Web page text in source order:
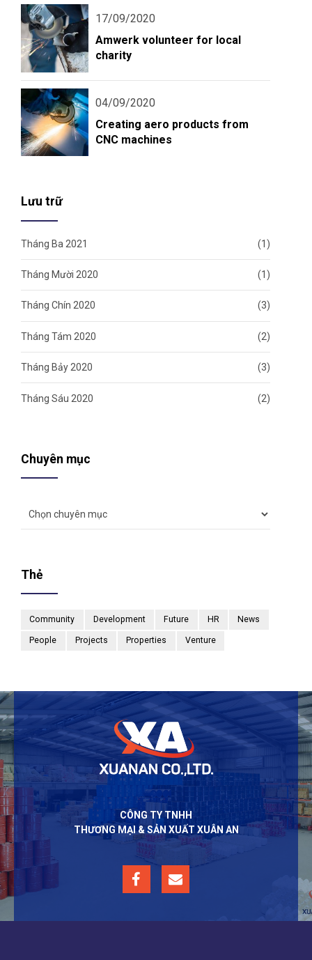
17/09/2020
Amwerk volunteer for local
charity
04/09/2020
Creating aero products from
CNC machines
Lưu trữ
Tháng Ba 2021 (1)
Tháng Mười 2020 (1)
Tháng Chín 2020 (3)
Tháng Tám 2020 (2)
Tháng Bảy 2020 (3)
Tháng Sáu 2020 (2)
Chuyên mục
Thẻ
Community Development Future HR News
People Projects Properties Venture
CÔNG TY TNHH
THƯƠNG MẠI & SẢN XUẤT XUÂN AN